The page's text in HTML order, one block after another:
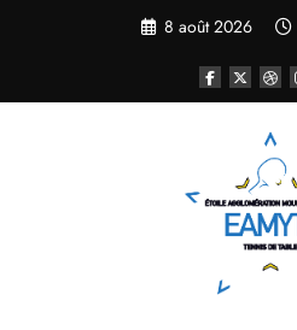
8 août 2026